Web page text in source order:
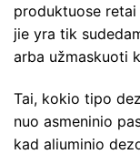
produktuose
jie yra tik
arba užmaskuoti
Tai, kokio tipo
nuo asmeninio
kad aliuminio